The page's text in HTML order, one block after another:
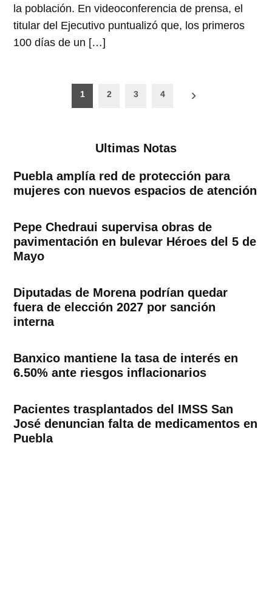
la población. En videoconferencia de prensa, el
titular del Ejecutivo puntualizó que, los primeros
100 días de un […]
Paginación
1 2 3 4
Ultimas Notas
Puebla amplía red de protección para
mujeres con nuevos espacios de atención
Pepe Chedraui supervisa obras de
pavimentación en bulevar Héroes del 5 de
Mayo
Diputadas de Morena podrían quedar
fuera de elección 2027 por sanción
interna
Banxico mantiene la tasa de interés en
6.50% ante riesgos inflacionarios
Pacientes trasplantados del IMSS San
José denuncian falta de medicamentos en
Puebla